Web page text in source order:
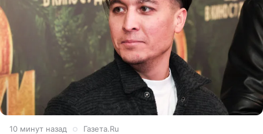
10 минут назад Газета.Ru